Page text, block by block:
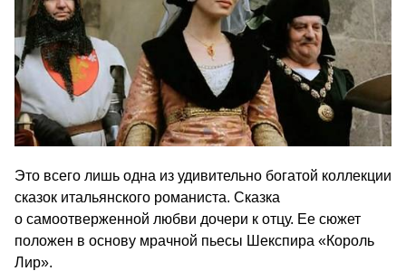
Это всего лишь одна из удивительно богатой коллекции
сказок итальянского романиста. Сказка
о самоотверженной любви дочери к отцу. Ее сюжет
положен в основу мрачной пьесы Шекспира «Король
Лир».